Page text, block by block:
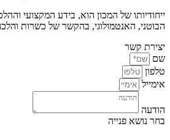
ייחודיותו של המכון הוא, בידע המקצועי
הבוטני, האנטמולוגי, בהקשר של כשרות
יצירת קשר
שם
טלפון
אימייל
הודעה
בחר נושא פנייה